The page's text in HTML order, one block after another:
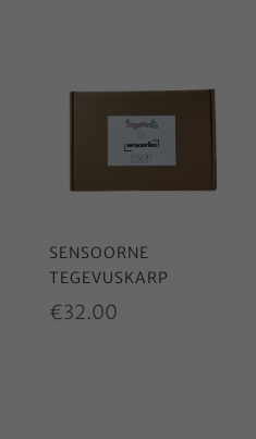
SENSOORNE
TEGEVUSKARP
€32.00